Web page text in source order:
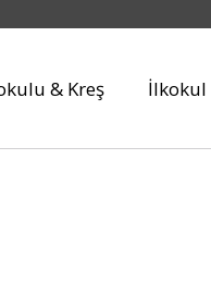
& Kreş İlkokul